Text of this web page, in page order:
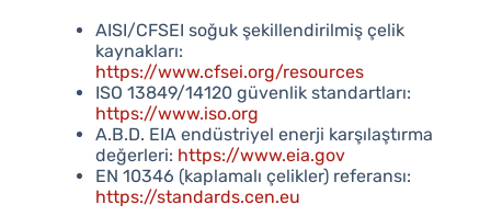
AISI/CFSEI soğuk şekillendirilmiş çelik
kaynakları:
https://www.cfsei.org/resources
ISO 13849/14120 güvenlik standartları:
https://www.iso.org
A.B.D. EIA endüstriyel enerji karşılaştırma
değerleri: https://www.eia.gov
EN 10346 (kaplamalı çelikler) referansı:
https://standards.cen.eu